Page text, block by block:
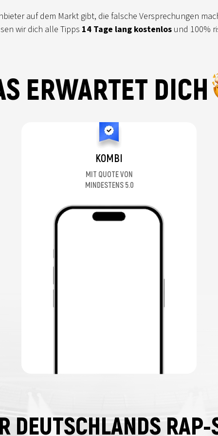
auf dem Markt gibt, die falsche Versprechungen
wir dich alle Tipps 14 Tage lang kostenlosund 100%
ERWARTET DICH
KOMBI
MIT QUOTE VON
MINDESTENS 5.0
DEUTSCHLANDS RAP-